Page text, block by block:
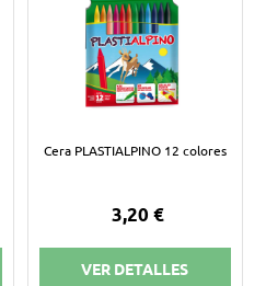
Cera PLASTIALPINO 12 colores
3,20 €
VER DETALLES